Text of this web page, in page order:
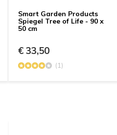
Smart Garden Products
Spiegel Tree of Life - 90 x
50 cm
€ 33,50
(1)